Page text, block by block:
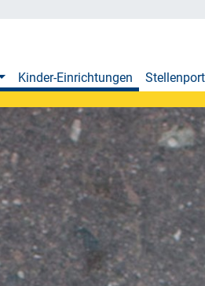
Kinder-Einrichtungen